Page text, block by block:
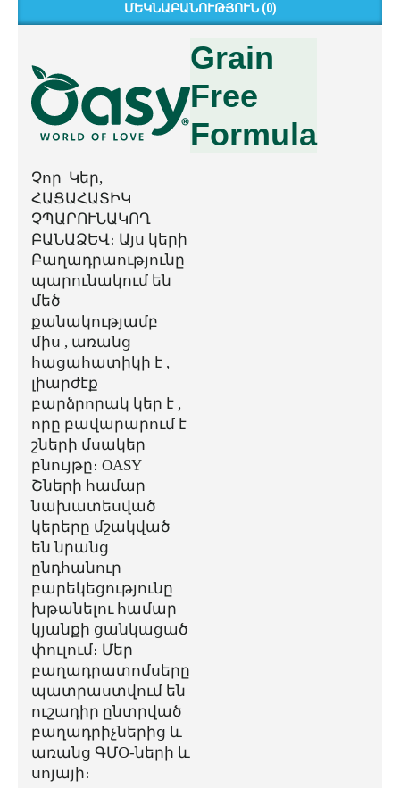
ՄԵԿՆԱԲԱՆՈՒԹՅՈՒՆ (0)
Չոր Կեր,
ՀԱՑԱՀԱՏԻԿ
ՉՊԱՐՈՒՆԱԿՈՂ
ԲԱՆԱՁԵՎ։ Այս կերի
Բաղադրաությունը
պարունակում են
մեծ
քանակությամբ
միս , առանց
հացահատիկի է ,
լիարժէք
բարձրորակ կեր է ,
որը բավարարում է
շների մսակեր
բնույթը։ OASY
Շների համար
նախատեսված
կերերը մշակված
են նրանց
ընդհանուր
բարեկեցությունը
խթանելու համար
կյանքի ցանկացած
փուլում։ Մեր
բաղադրատոմսերը
պատրաստվում են
ուշադիր ընտրված
բաղադրիչներից և
առանց ԳՄՕ-ների և
սոյայի։
Grain
Free
Formula